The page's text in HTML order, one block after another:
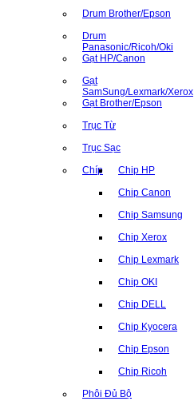
Drum Brother/Epson
Drum
Panasonic/Ricoh/Oki
Gạt HP/Canon
Gạt
SamSung/Lexmark/Xerox
Gạt Brother/Epson
Trục Từ
Trục Sạc
Chíp Chip HP
Chip Canon
Chip Samsung
Chip Xerox
Chip Lexmark
Chip OKI
Chip DELL
Chip Kyocera
Chip Epson
Chip Ricoh
Phôi Đủ Bộ